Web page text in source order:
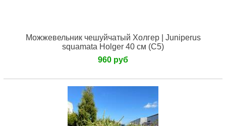
Можжевельник чешуйчатый Холгер | Juniperus
squamata Holger 40 см (С5)
960 руб